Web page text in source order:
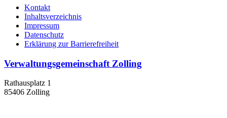
Kontakt
Inhaltsverzeichnis
Impressum
Datenschutz
Erklärung zur Barrierefreiheit
Verwaltungsgemeinschaft Zolling
Rathausplatz 1
85406 Zolling